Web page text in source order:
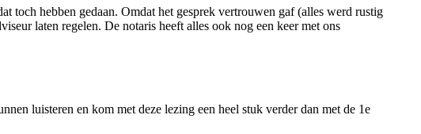
toch hebben gedaan. Omdat het gesprek vertrouwen gaf (alles werd rustig
laten regelen. De notaris heeft alles ook nog een keer met ons
luisteren en kom met deze lezing een heel stuk verder dan met de 1e